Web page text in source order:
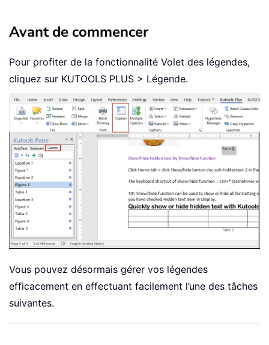
Avant de commencer
Pour profiter de la fonctionnalité Volet des légendes,
cliquez sur KUTOOLS PLUS > Légende.
Vous pouvez désormais gérer vos légendes
efficacement en effectuant facilement l’une des tâches
suivantes.